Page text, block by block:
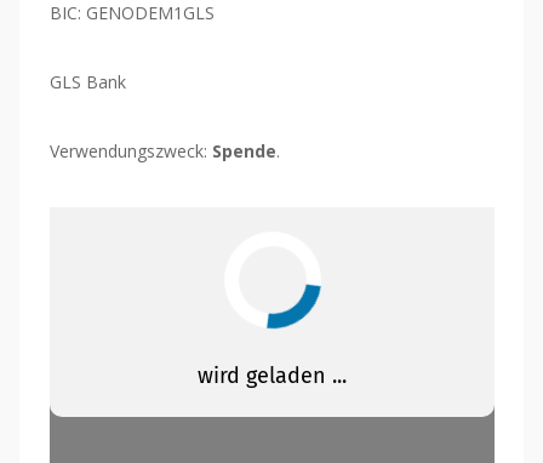
BIC: GENODEM1GLS
GLS Bank
Verwendungszweck: Spende.